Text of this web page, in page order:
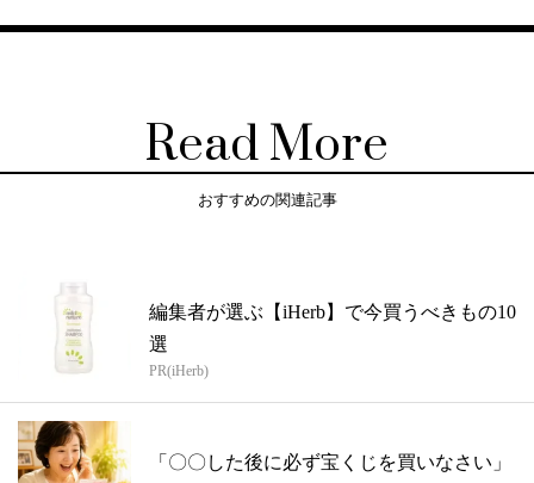
Read More
おすすめの関連記事
編集者が選ぶ【iHerb】で今買うべきもの10
選
PR(iHerb)
「〇〇した後に必ず宝くじを買いなさい」